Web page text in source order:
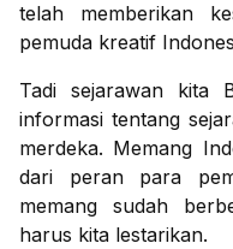
telah memberikan
pemuda kreatif
Tadi sejarawan kita
informasi tentang
merdeka. Memang
dari peran para
memang sudah
harus kita lestarikan.